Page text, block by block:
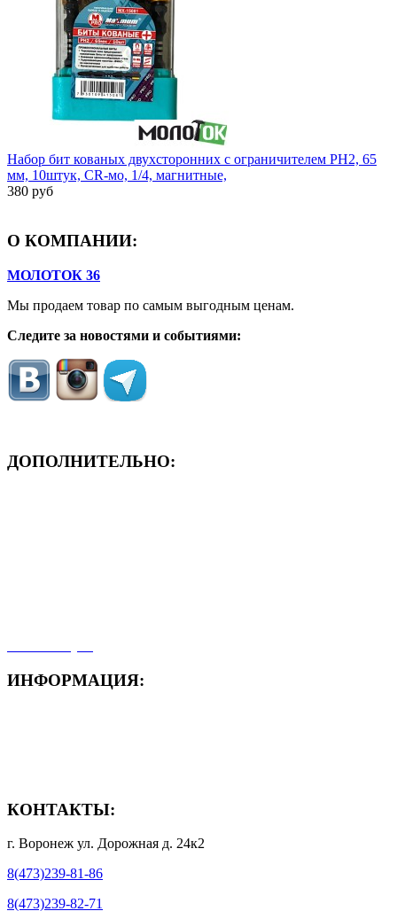
Набор бит кованых двухсторонних с ограничителем PH2, 65
мм, 10штук, CR-мо, 1/4, магнитные,
380 руб
О КОМПАНИИ:
МОЛОТОК 36
Мы продаем товар по самым выгодным ценам.
Следите за новостями и событиями:
ДОПОЛНИТЕЛЬНО:
ИНФОРМАЦИЯ:
КОНТАКТЫ:
г. Воронеж ул. Дорожная д. 24к2
8(473)239-81-86
8(473)239-82-71